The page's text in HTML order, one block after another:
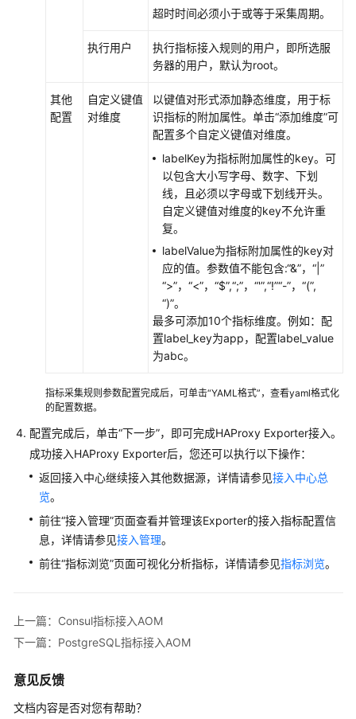
的
权
接
入
AOM（新
接
AOM
总
采
集
UniAgent
超时时间必须小于或等于采集周期。
执行用户
执行指标接入规则的用户，即所选服
务器的用户，默认为root。
其他
配置
自定义键值
对维度
以键值对形式添加静态维度，用于标
识指标的附加属性。单击“添加维度”可
配置多个自定义键值对维度。
labelKey为指标附加属性的key。可
以包含大小写字母、数字、下划
线，且必须以字母或下划线开头。
自定义键值对维度的key不允许重
复。
labelValue为指标附加属性的key对
应的值。参数值不能包含:“&”，“|”
“>”，“<”，“$”,“;”，“'”,“!”“-”，“(”,
“)”。
最多可添加10个指标维度。例如：配
置label_key为app，配置label_value
为abc。
指标采集规则参数配置完成后，可单击“YAML格式”，查看yaml格式化
的配置数据。
配置完成后，单击“下一步”，即可完成HAProxy Exporter接入。
成功接入HAProxy Exporter后，您还可以执行以下操作：
返回接入中心继续接入其他数据源，详情请参见接入中心总
览。
前往“接入管理”页面查看并管理该Exporter的接入指标配置信
息，详情请参见接入管理。
前往“指标浏览”页面可视化分析指标，详情请参见指标浏览。
上一篇：Consul指标接入AOM
下一篇：PostgreSQL指标接入AOM
意见反馈
文档内容是否对您有帮助？